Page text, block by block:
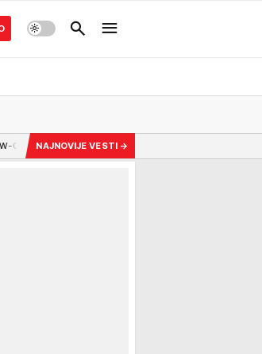
ZID, PA NA NJU NALETEO AUDI: Bosanka povređena
NAJNOVIJE VESTI →